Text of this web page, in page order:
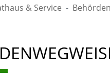
& Service